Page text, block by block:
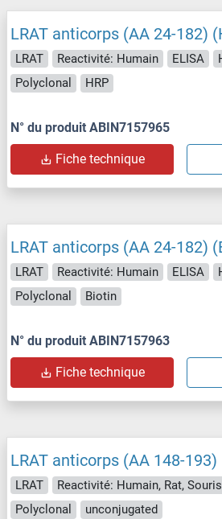
LRAT anticorps (AA 24-182)
LRAT Reactivité: Humain ELISA
Polyclonal
HRP
N° du produit ABIN7157965
Fiche technique
LRAT anticorps (AA 24-182)
LRAT Reactivité: Humain ELISA
Polyclonal
Biotin
N° du produit ABIN7157963
Fiche technique
LRAT anticorps (AA 148-193)
LRAT Reactivité: Humain, Rat, Souris
Polyclonal
unconjugated